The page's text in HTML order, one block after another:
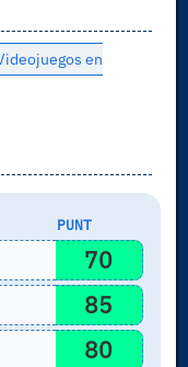
en
PUNT
70
85
80